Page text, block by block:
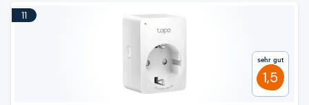
11
Sehr gut
1,5